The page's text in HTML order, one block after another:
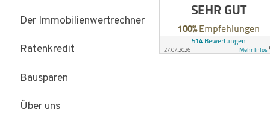
Der Immobilienwertrechner
Ratenkredit
Bausparen
Über uns